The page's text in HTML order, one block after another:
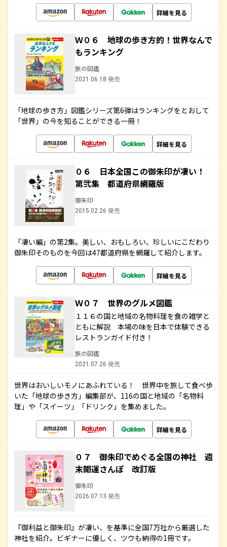
詳細を見る
Ｗ０６ 地球の歩き方的！世界なんで
もランキング
旅の図鑑
2021.06.18 発売
「地球の歩き方」図鑑シリーズ第6弾はランキングをとおして
「世界」の今を知ることができる一冊！
詳細を見る
０６ 日本全国この御朱印が凄い！
第弐集 都道府県網羅版
御朱印
2015.02.26 発売
「凄い編」の第2集。美しい、おもしろい、珍しいにこだわり
御朱印そのものを今回は47都道府県を網羅して紹介します。
詳細を見る
Ｗ０７ 世界のグルメ図鑑
１１６の国と地域の名物料理を食の雑学と
ともに解説 本場の味を日本で体験できる
レストランガイド付き！
旅の図鑑
2021.07.26 発売
世界はおいしいモノにあふれている！ 世界中を旅して食べ歩
いた「地球の歩き方」編集部が、116の国と地域の「名物料
理」や「スイーツ」「ドリンク」を集めました。
詳細を見る
０７ 御朱印でめぐる全国の神社 週
末開運さんぽ 改訂版
御朱印
2026.07.13 発売
『御利益と御朱印』が凄い、を基準に全国7万社から厳選した
神社を紹介。ビギナーに優しく、ツウも納得の1冊です。